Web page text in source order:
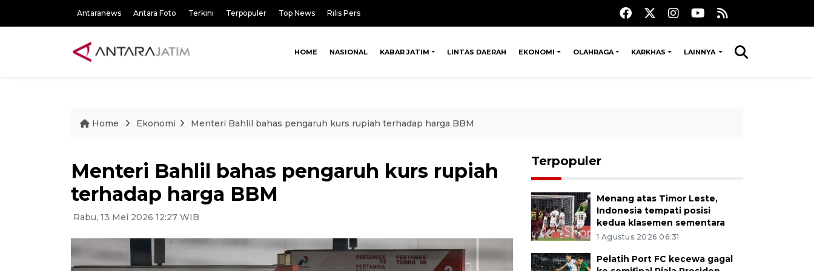
Antaranews Antara Foto Terkini Terpopuler Top News Rilis Pers
HOME NASIONAL KABAR JATIM LINTAS DAERAH EKONOMI OLAHRAGA KARKHAS LAINNYA
Home Ekonomi Menteri Bahlil bahas pengaruh kurs rupiah terhadap harga BBM
Menteri Bahlil bahas pengaruh kurs rupiah
terhadap harga BBM
Rabu, 13 Mei 2026 12:27 WIB
Terpopuler
Menang atas Timor Leste,
Indonesia tempati posisi
kedua klasemen sementara
1 Agustus 2026 06:31
Pelatih Port FC kecewa gagal